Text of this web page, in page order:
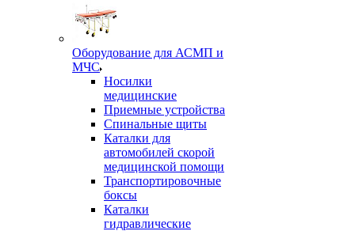
Оборудование для АСМП и
МЧС
Носилки
медицинские
Приемные устройства
Спинальные щиты
Каталки для
автомобилей скорой
медицинской помощи
Транспортировочные
боксы
Каталки
гидравлические